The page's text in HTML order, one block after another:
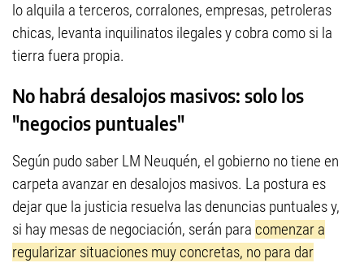
lo alquila a terceros, corralones, empresas, petroleras
chicas, levanta inquilinatos ilegales y cobra como si la
tierra fuera propia.
No habrá desalojos masivos: solo los
"negocios puntuales"
Según pudo saber LM Neuquén, el gobierno no tiene en
carpeta avanzar en desalojos masivos. La postura es
dejar que la justicia resuelva las denuncias puntuales y,
si hay mesas de negociación, serán para comenzar a
regularizar situaciones muy concretas, no para dar